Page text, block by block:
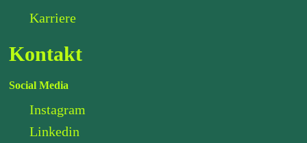
Karriere
Kontakt
Social Media
Instagram
Linkedin